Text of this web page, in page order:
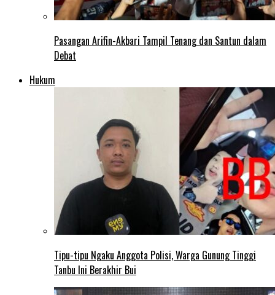
Pasangan Arifin-Akbari Tampil Tenang dan Santun dalam
Debat
Hukum
Tipu-tipu Ngaku Anggota Polisi, Warga Gunung Tinggi
Tanbu Ini Berakhir Bui